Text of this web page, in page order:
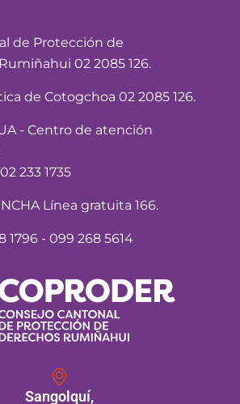
de Protección de
02 2085 126.
de Cotogchoa 02 2085 126.
- Centro de atención
233 1735
Línea gratuita 166.
1796 - 099 268 5614
Sangolquí,